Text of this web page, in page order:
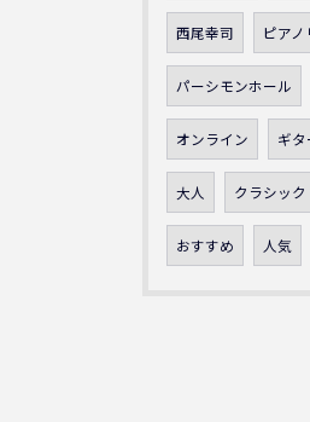
西尾幸司 ピアノ
パーシモンホール
オンライン ギタ
大人 クラシック
おすすめ 人気